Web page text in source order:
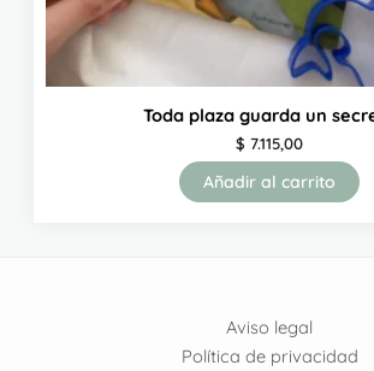
Toda plaza guarda un
$ 7.115,00
Añadir al carrito
Aviso legal
Política de privacidad